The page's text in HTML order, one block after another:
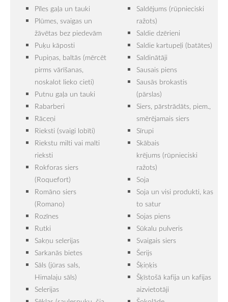
Pīles gaļa un tauki
Plūmes, svaigas un
žāvētas bez piedevām
Puķu kāposti
Pupiņas, baltās (mērcēt
pirms vārīšanas,
noskalot lieko cieti)
Putnu gaļa un tauki
Rabarberi
Rāceņi
Rieksti (svaigi lobīti)
Riekstu milti vai malti
rieksti
Rokforas siers
(Roquefort)
Romāno siers
(Romano)
Rozīnes
Rutki
Sakņu selerijas
Sarkanās bietes
Sāls (jūras sals,
Himalaju sāls)
Selerijas
Saldējums (rūpnieciski
ražots)
Saldie dzērieni
Saldie kartupeļi (batātes)
Saldinātāji
Sausais piens
Sausās brokastis
(pārslas)
Siers, pārstrādāts, piem.,
smērējamais siers
Sīrupi
Skābais
krējums (rūpnieciski
ražots)
Soja
Soja un visi produkti, kas
to satur
Sojas piens
Sūkalu pulveris
Svaigais siers
Šerijs
Šķiņķis
Šķīstošā kafija un kafijas
aizvietotāji